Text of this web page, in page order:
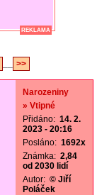
REKLAMA
>>
Narozeniny
» Vtipné
Přidáno: 14. 2.
2023 - 20:16
Posláno: 1692x
Známka: 2,84
od 2030 lidí
Autor: © Jiří
Poláček